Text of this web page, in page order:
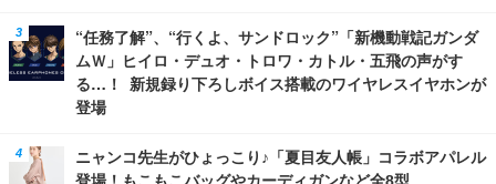
“任務了解”、“行くよ、サンドロック”「新機動戦記ガンダ
ムＷ」ヒイロ・デュオ・トロワ・カトル・五飛の声がす
る…！ 新規録り下ろしボイス搭載のワイヤレスイヤホンが
登場
ニャンコ先生がひょっこり♪「夏目友人帳」コラボアパレル
登場！もこもこバッグやカーディガンなど全8型